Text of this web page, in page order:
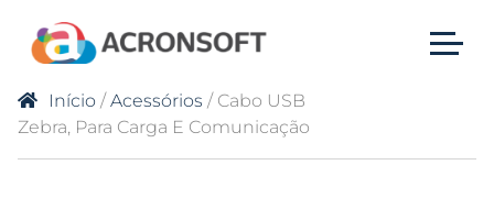
Início /Acessórios / Cabo USB
Zebra, Para Carga E Comunicação